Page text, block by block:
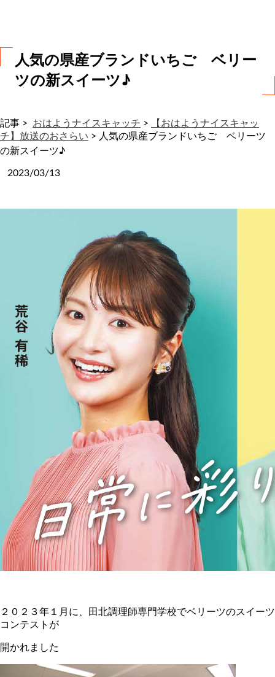
人気の県産ブランドいちご ベリー
ツの新スイーツ♪
記事 > おはようナイスキャッチ >
【おはようナイスキャッ
チ】放送のおさらい > 人気の県産ブランドいちご ベリーツ
の新スイーツ♪
2023/03/13
２０２３年１月に、田北調理師専門学校でベリーツのスイーツ
コンテストが
開かれました